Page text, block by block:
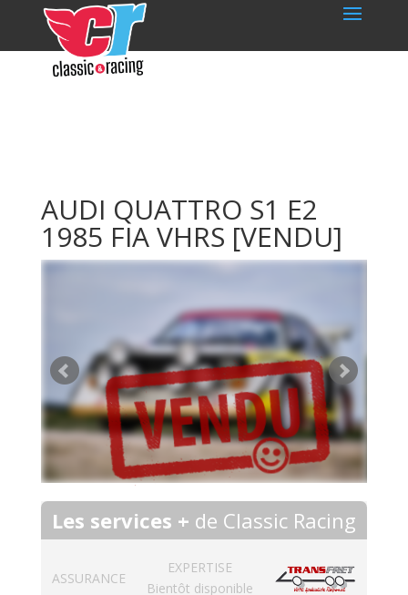
AUDI QUATTRO S1 E2
1985 FIA VHRS [VENDU]
Les services + de Classic Racing
ASSURANCE
EXPERTISE
Bientôt disponible